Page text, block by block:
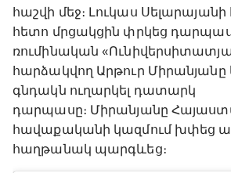
հաշվի մեջ։ Լուկաս
հետո մրցակցին փրկեց
ռումինական «Ունիվերսիտատյա
հարձակվող Արթուր
գնդակն ուղարկել դատարկ
դարպասը։ Միրանյանը
հավաքականի կազմում խփեց
հաղթանակ պարգևեց։